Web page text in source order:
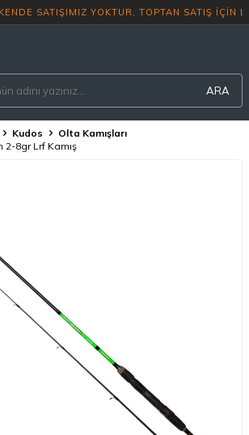
SATIŞIMIZ
ARA
Kudos
Olta Kamışları
2-8gr Lrf Kamış